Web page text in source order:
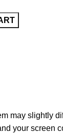
may slightly
your screen